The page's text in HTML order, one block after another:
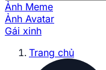
Ảnh Meme
Ảnh Avatar
Gái xinh
Trang chủ